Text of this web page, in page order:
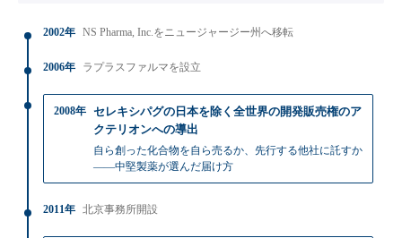
2002年 NS Pharma, Inc.をニュージャージー州へ移転
2006年 ラプラスファルマを設立
2008年 セレキシパグの日本を除く全世界の開発販売権のア
クテリオンへの導出
自ら創った化合物を自ら売るか、先行する他社に託すか
——中堅製薬が選んだ届け方
2011年 北京事務所開設